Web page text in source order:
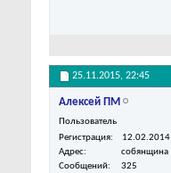
25.11.2015, 22:45
Алексей ПМ
Пользователь
Регистрация
12.02.2014
Адрес
собянщина
Сообщений
325